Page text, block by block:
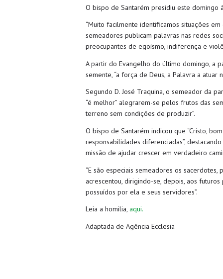
O bispo de Santarém presidiu este domingo
“Muito facilmente identificamos situações
semeadores publicam palavras nas redes
preocupantes de egoísmo, indiferença e
A partir do Evangelho do último domingo, a
semente, “a força de Deus, a Palavra a atuar
Segundo D. José Traquina, o semeador da
“é melhor” alegrarem-se pelos frutos das
terreno sem condições de produzir”.
O bispo de Santarém indicou que “Cristo,
responsabilidades diferenciadas”,
missão de ajudar crescer em verdadeiro
“E são especiais semeadores os
acrescentou, dirigindo-se, depois, aos
possuídos por ela e seus servidores”.
Leia a homilia, aqui.
Adaptada de Agência Ecclesia